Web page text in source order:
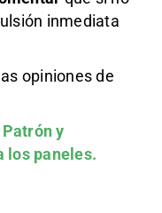
inmediata
opiniones de
y
los paneles.